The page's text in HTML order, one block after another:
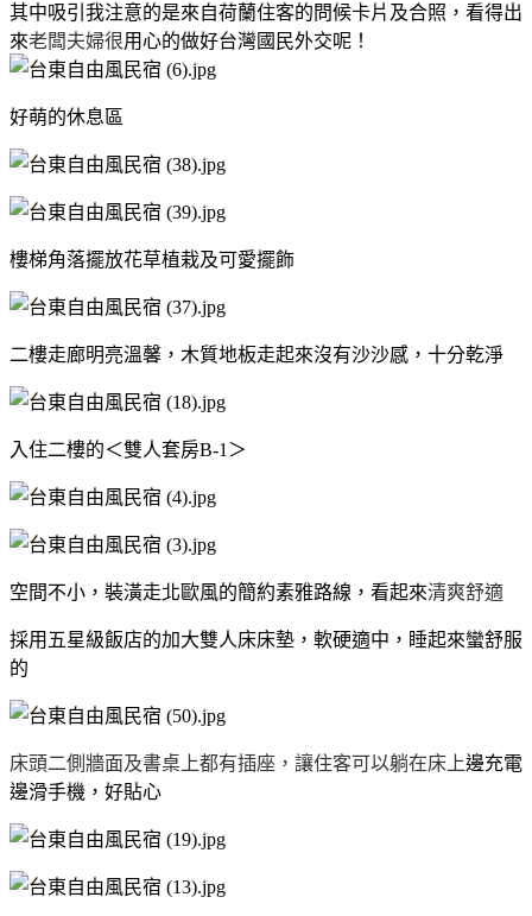
其中吸引我注意的是來自荷蘭住客的問候卡片及合照，看得出
來老闆夫婦很用心的做好台灣國民外交呢！
好萌的休息區
樓梯角落擺放花草植栽及可愛擺飾
二樓走廊明亮溫馨，木質地板走起來沒有沙沙感，十分乾淨
入住二樓的＜雙人套房B-1＞
空間不小，裝潢走北歐風的簡約素雅路線，看起來清爽舒適
採用五星級飯店的加大雙人床床墊，軟硬適中，睡起來蠻舒服
的
床頭二側牆面及書桌上都有插座，讓住客可以躺在床上邊充電
邊滑手機，好貼心